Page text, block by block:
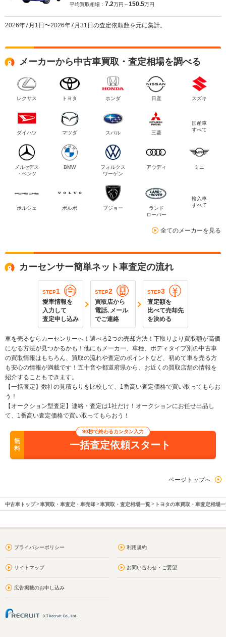
平均買取相場： 7.2万円～150.5万円
2026年7月1日〜2026年7月31日の査定依頼数を元に集計。
メーカーから中古車買取・査定相場を調べる
レクサス トヨタ ホンダ 日産 スズキ
ダイハツ マツダ スバル 三菱
国産車
すべて
メルセデス
・ベンツ
BMW
フォルクス
ワーゲン
アウディ ミニ
ポルシェ ボルボ プジョー
ランド
ローバー
輸入車
すべて
全てのメーカーを見る
カーセンサー簡単ネット車査定の流れ
STEP1
愛車情報を
入力して
査定申し込み
STEP2
買取店から
電話､メール
でご連絡
STEP3
査定額を
比べて売却先
を決める
車を売るならカーセンサーへ！選べる2つの売却方法！下取りより買取額が高価
になる方法が見つかるかも！他にもメーカー、車種、ボディタイプ別の中古車
の買取情報はもちろん、買取の流れや査定のポイントなど、初めて車を売る方
も安心の情報が満載です！五十音や都道府県から、お近くの買取店舗の情報を
紹介することもできます。
【一括査定】数社の見積もりを比較して、1番高い査定価格で買い取ってもらお
う！
【オークション型査定】連絡・査定は1社だけ！オークションにお任せ出品し
て、1番高い査定価格で買い取ってもらおう！
無
料
90秒で終わるカンタン入力
一括査定依頼スタート
ページトップへ
中古車トップ 車買取・車査定・車売却 車買取・査定相場一覧 トヨタの車買取・車査定相場
プライバシーポリシー 利用規約
サイトマップ お問い合わせ・ご要望
広告掲載のお申し込み